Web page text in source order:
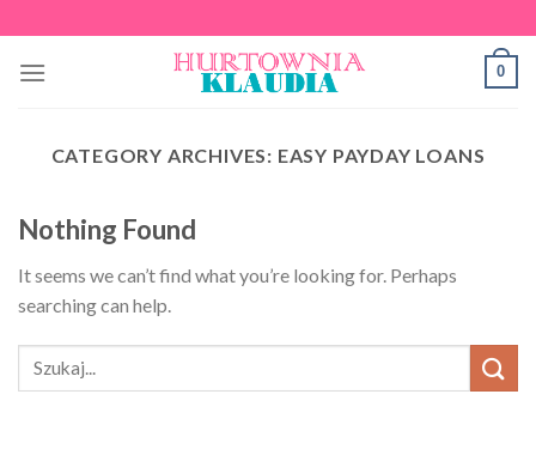
to
content
0
CATEGORY ARCHIVES: EASY PAYDAY LOANS
Nothing Found
It seems we can’t find what you’re looking for. Perhaps
searching can help.